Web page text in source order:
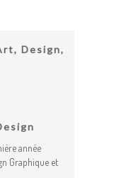
Design,
année
Graphique et